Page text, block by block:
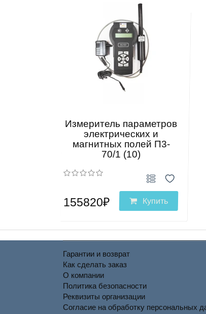
Измеритель параметров
электрических и
магнитных полей П3-
70/1 (10)
155820₽ Купить
Гарантии и возврат
Как сделать заказ
О компании
Политика безопасности
Реквизиты организации
Согласие на обработку персональных